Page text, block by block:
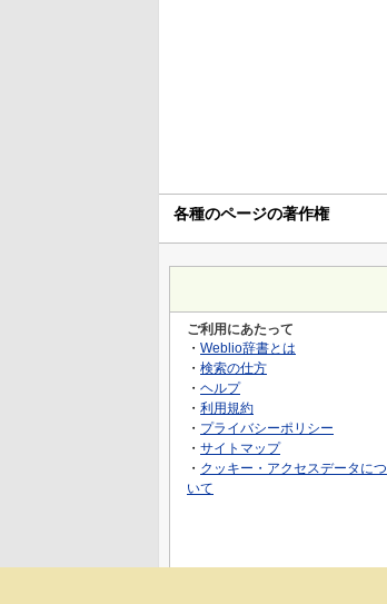
各種のページの著作権
ご利用にあたって
・ Weblio辞書とは
・ 検索の仕方
・ ヘルプ
・ 利用規約
・ プライバシーポリシー
・ サイトマップ
・ クッキー・アクセスデータにつ
いて